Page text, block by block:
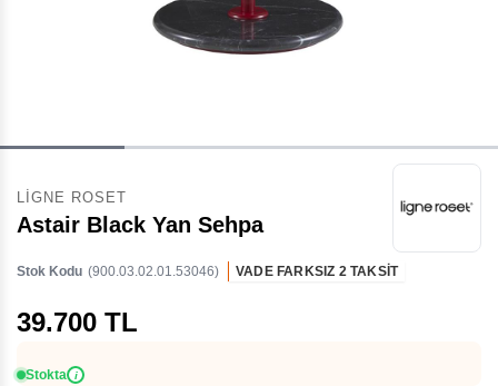
LIGNE ROSET
Astair Black Yan Sehpa
Stok Kodu (900.03.02.01.53046) VADE FARKSIZ 2 TAKSİT
39.700 TL
Stokta i